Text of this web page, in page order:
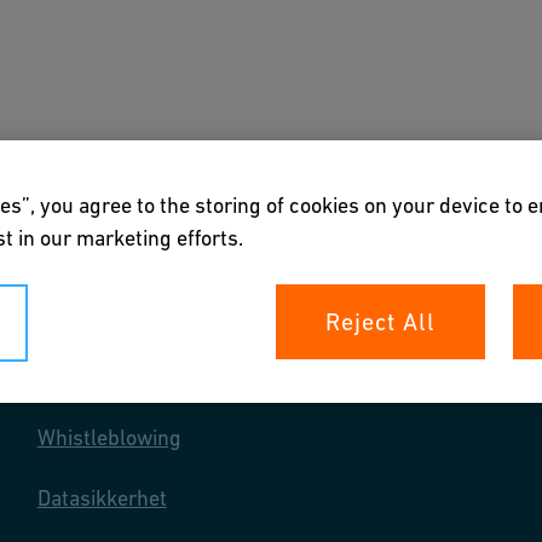
Nedlastninger og verktøy Om oss
Whistleblowing
Datasikkerhet
you agree to the storing of cookies on your device to
in our marketing efforts.
Reject All